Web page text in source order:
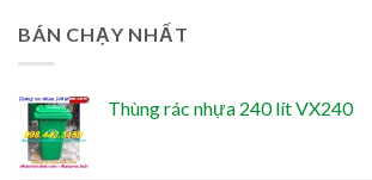
BÁN CHẠY NHẤT
Thùng rác nhựa 240 lít VX240